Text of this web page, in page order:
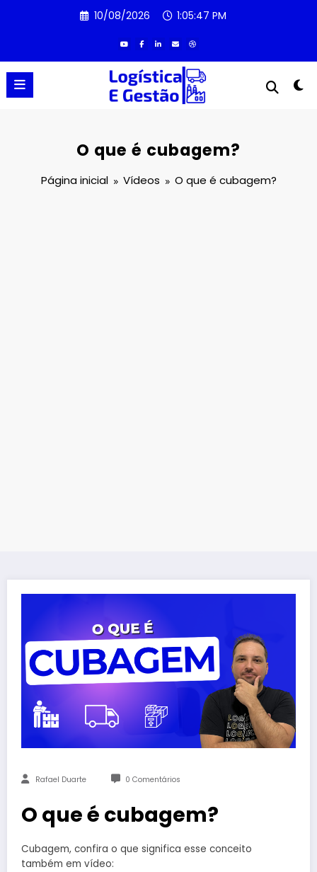
10/08/2026 1:05:47 PM
O que é cubagem?
Página inicial Vídeos O que é cubagem?
Rafael Duarte 0 Comentários
O que é cubagem?
Cubagem, confira o que significa esse conceito
também em vídeo: